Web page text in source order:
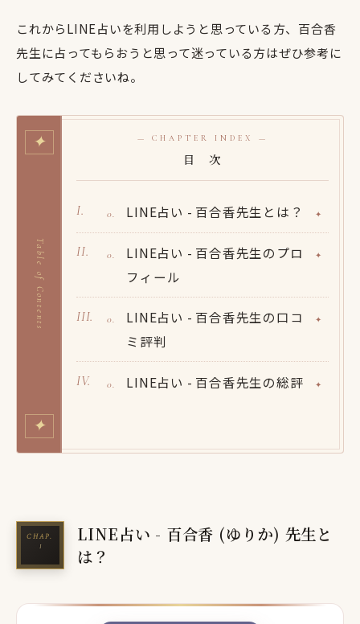
これからLINE占いを利用しようと思っている方、百合香
先生に占ってもらおうと思って迷っている方はぜひ参考に
してみてくださいね。
✦
Table of Contents
✦
— CHAPTER INDEX —
目 次
LINE占い - 百合香先生とは？
LINE占い - 百合香先生のプロ
フィール
LINE占い - 百合香先生の口コ
ミ評判
LINE占い - 百合香先生の総評
LINE占い - 百合香 (ゆりか) 先生と
は？